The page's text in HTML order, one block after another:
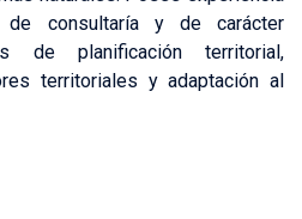
consultaría y de carácter
de planificación territorial,
territoriales y adaptación al